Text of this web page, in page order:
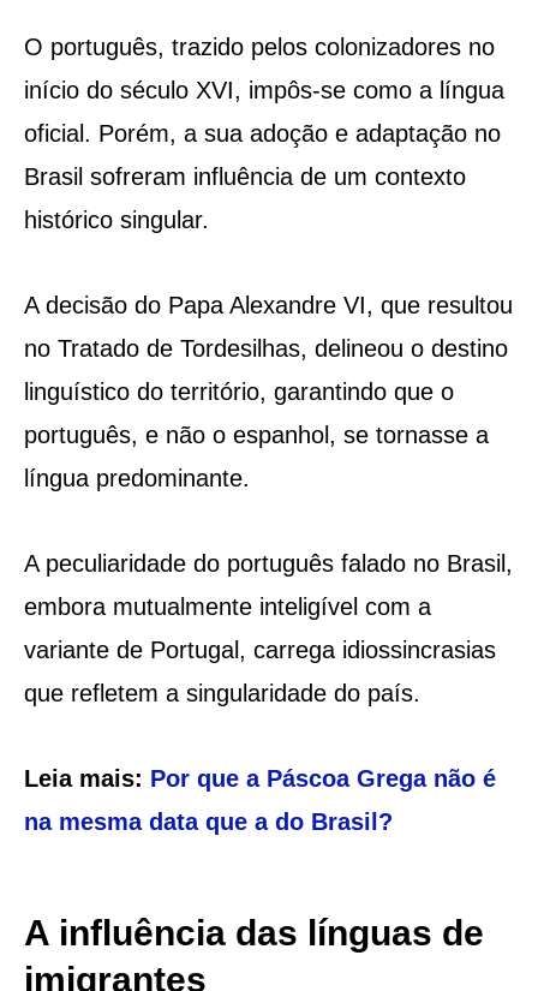
O português, trazido pelos colonizadores no
início do século XVI, impôs-se como a língua
oficial. Porém, a sua adoção e adaptação no
Brasil sofreram influência de um contexto
histórico singular.
A decisão do Papa Alexandre VI, que resultou
no Tratado de Tordesilhas, delineou o destino
linguístico do território, garantindo que o
português, e não o espanhol, se tornasse a
língua predominante.
A peculiaridade do português falado no Brasil,
embora mutualmente inteligível com a
variante de Portugal, carrega idiossincrasias
que refletem a singularidade do país.
Leia mais: Por que a Páscoa Grega não é
na mesma data que a do Brasil?
A influência das línguas de
imigrantes